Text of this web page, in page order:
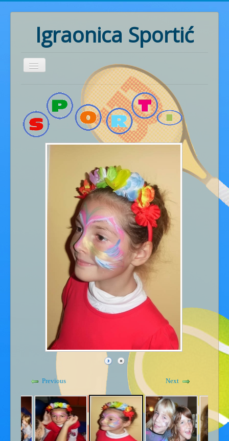
Igraonica Sportić
Rođendani
Pozivnice
Radionice
Gdje smo - kontakt
Previous Next